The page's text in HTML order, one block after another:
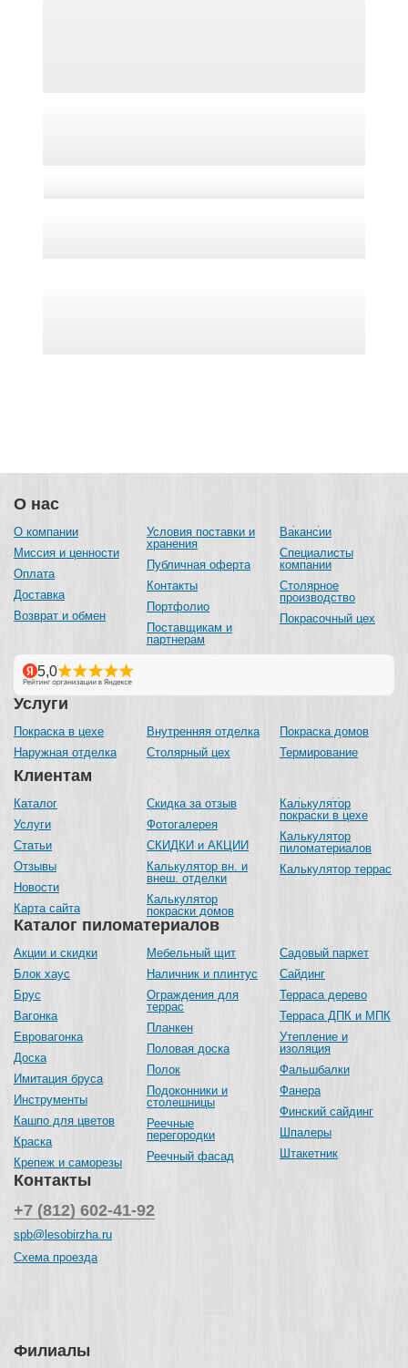
О нас
О компании
Миссия и ценности
Оплата
Доставка
Возврат и обмен
Условия поставки и
хранения
Публичная оферта
Контакты
Портфолио
Поставщикам и
партнерам
Вакансии
Специалисты
компании
Столярное
производство
Покрасочный цех
Каталог пиломатериалов
Акции и скидки
Блок хаус
Брус
Вагонка
Евровагонка
Доска
Имитация бруса
Инструменты
Кашпо для цветов
Краска
Крепеж и саморезы
Мебельный щит
Наличник и плинтус
Ограждения для
террас
Планкен
Половая доска
Полок
Подоконники и
столешницы
Реечные
перегородки
Реечный фасад
Садовый паркет
Сайдинг
Терраса дерево
Терраса ДПК и МПК
Утепление и
изоляция
Фальшбалки
Фанера
Финский сайдинг
Шпалеры
Штакетник
Услуги
Покраска в цехе
Наружная отделка
Внутренняя отделка
Столярный цех
Покраска домов
Термирование
Клиентам
Каталог
Услуги
Статьи
Отзывы
Новости
Карта сайта
Скидка за отзыв
Фотогалерея
СКИДКИ и АКЦИИ
Калькулятор вн. и
внеш. отделки
Калькулятор
покраски домов
Калькулятор
покраски в цехе
Калькулятор
пиломатериалов
Калькулятор террас
Контакты
+7 (812) 602-41-92
spb@lesobirzha.ru
Схема проезда
Филиалы